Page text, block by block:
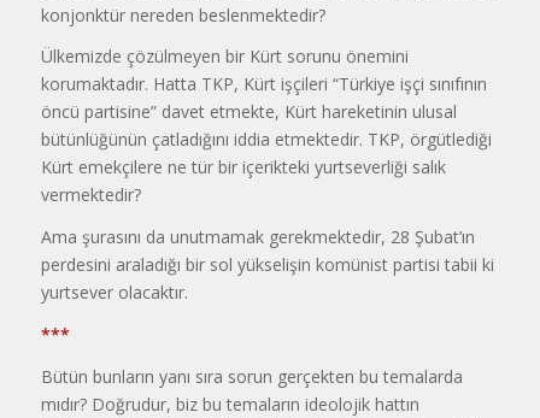
konjonktür nereden beslenmektedir?
Ülkemizde çözülmeyen bir Kürt sorunu önemini
korumaktadır. Hatta TKP, Kürt işçileri “Türkiye işçi sınıfının
öncü partisine” davet etmekte, Kürt hareketinin ulusal
bütünlüğünün çatladığını iddia etmektedir. TKP, örgütlediği
Kürt emekçilere ne tür bir içerikteki yurtseverliği salık
vermektedir?
Ama şurasını da unutmamak gerekmektedir, 28 Şubat’ın
perdesini araladığı bir sol yükselişin komünist partisi tabii ki
yurtsever olacaktır.
***
Bütün bunların yanı sıra sorun gerçekten bu temalarda
mıdır? Doğrudur, biz bu temaların ideolojik hattın